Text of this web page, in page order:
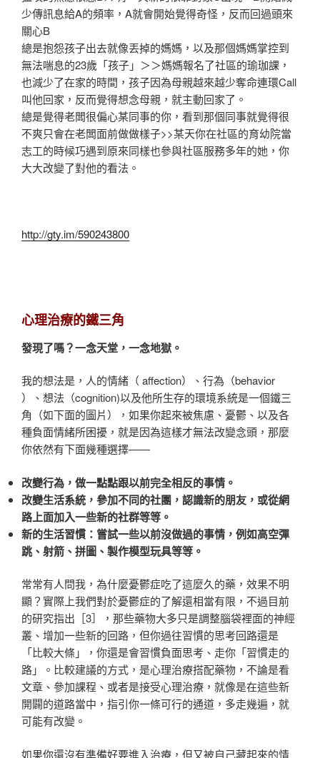
少傳訊息給A的頻率，A就會開始覺得奇怪，反而回過頭來
關心B
總是抱怨孩子出去就像丟掉的媽媽，以及那個媽媽掌控到
無法喘息的23歲「孩子」＞＞媽媽報名了社區的瑜珈課，
也減少了在家的時間，孩子因為母親越來越少奪命連環Call
叫他回家，反而覺得想念母親，就主動回家了。
總是覺得老闆很偏心某同事的你，看到那個同事就覺得很
不爽只會在老闆面前做做樣子>>某天你在社區的育幼院當
志工的時候巧遇到原來同樣也參與社區服務多年的她，你
大大改變了對他的看法。
http://gty.im/590243800
心理治療的鐵三角
發現了嗎？一念天堂，一念地獄。
我的想法是，人的情緒（ affection）、行為（behavior
）、想法（cognition)以及他所生存的環境系統是一個鐵三
角（如下面的圖片），如果你起來被焦慮、憂鬱、以及各
種負面情緒所困擾，就是因為這樣才無法改變念頭，那麼
你依然有下面幾種選擇——
改變行為，做一點點跟以前完全相反的事情。
改變生活系統，參加不同的社團，認識新的朋友，或從網
路上面加入一些新的社群等等。
新的生活習慣：嘗試一些以前沒做過的事情，例如高空彈
跳、射箭、拼圖、製作模型玩具等等。
常常有人問我，為什麼憂鬱症吃了這麼久的藥，效果不明
顯？實際上我們對於憂鬱症的了解還相當有限，不過目前
的研究指出［3］，那些藥物大多只是調整腦袋裡面的神經
叢、增加一些新的回路，但你過往習慣的思考回路還是
「比較大條」，你還是會習慣負面思考、走你「習慣走的
路」。比較建議的方式，是心理治療搭配藥物，不論是看
文章、參加課程、或者是接受心理治療，就像是在這些新
開闢的道路當中，指引你一條可行的通道，多走幾遍，就
可能有改變。
如果你還沒有準備好要進入治療，但又被自己藏起來的情